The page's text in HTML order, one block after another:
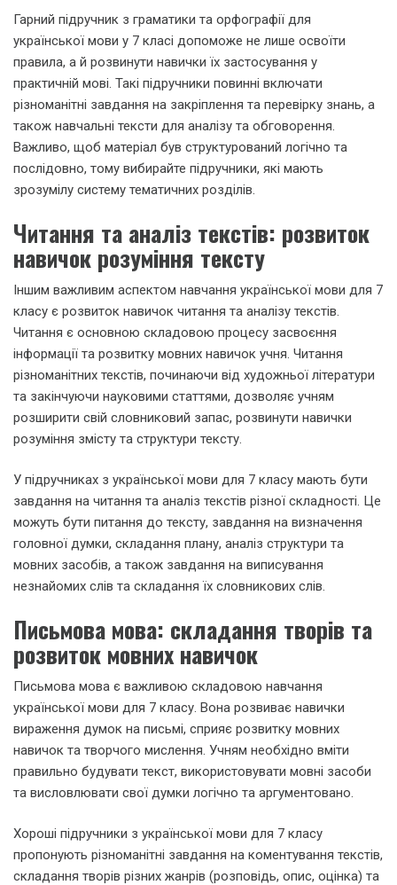
Гарний підручник з граматики та орфографії для
української мови у 7 класі допоможе не лише освоїти
правила, а й розвинути навички їх застосування у
практичній мові. Такі підручники повинні включати
різноманітні завдання на закріплення та перевірку знань, а
також навчальні тексти для аналізу та обговорення.
Важливо, щоб матеріал був структурований логічно та
послідовно, тому вибирайте підручники, які мають
зрозумілу систему тематичних розділів.
Читання та аналіз текстів: розвиток
навичок розуміння тексту
Іншим важливим аспектом навчання української мови для 7
класу є розвиток навичок читання та аналізу текстів.
Читання є основною складовою процесу засвоєння
інформації та розвитку мовних навичок учня. Читання
різноманітних текстів, починаючи від художньої літератури
та закінчуючи науковими статтями, дозволяє учням
розширити свій словниковий запас, розвинути навички
розуміння змісту та структури тексту.
У підручниках з української мови для 7 класу мають бути
завдання на читання та аналіз текстів різної складності. Це
можуть бути питання до тексту, завдання на визначення
головної думки, складання плану, аналіз структури та
мовних засобів, а також завдання на виписування
незнайомих слів та складання їх словникових слів.
Письмова мова: складання творів та
розвиток мовних навичок
Письмова мова є важливою складовою навчання
української мови для 7 класу. Вона розвиває навички
вираження думок на письмі, сприяє розвитку мовних
навичок та творчого мислення. Учням необхідно вміти
правильно будувати текст, використовувати мовні засоби
та висловлювати свої думки логічно та аргументовано.
Хороші підручники з української мови для 7 класу
пропонують різноманітні завдання на коментування текстів,
складання творів різних жанрів (розповідь, опис, оцінка) та